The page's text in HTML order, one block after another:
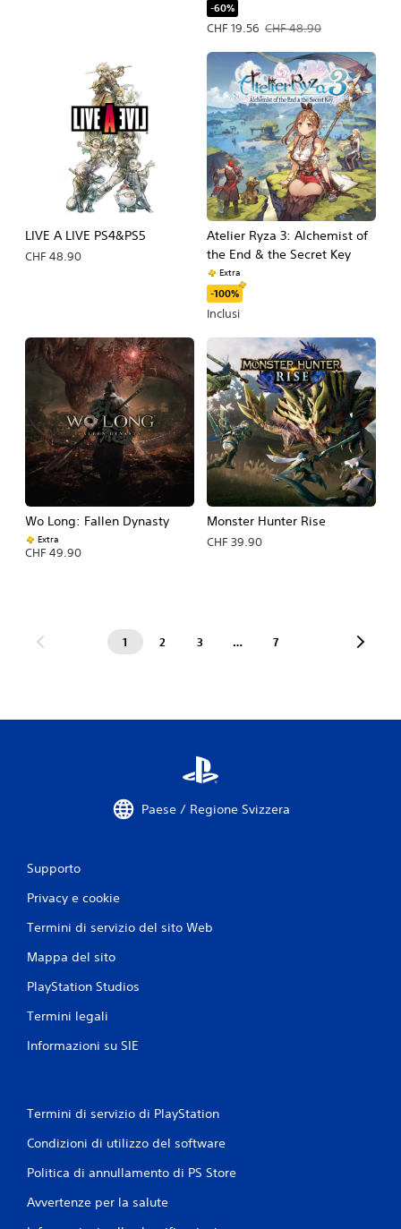
-60%
CHF 19.56
Prezzo in offerta CHF 19.56. Prezzo
CHF 48.90
LIVE A LIVE PS4&PS5
CHF 48.90
Atelier Ryza 3: Alchemist of
the End & the Secret Key
Extra
-100%
Inclusi
Wo Long: Fallen Dynasty
Extra
CHF 49.90
Monster Hunter Rise
CHF 39.90
1 2 3 … 7
Paese / Regione Svizzera
Supporto
Privacy e cookie
Termini di servizio del sito Web
Mappa del sito
PlayStation Studios
Termini legali
Informazioni su SIE
Termini di servizio di PlayStation
Condizioni di utilizzo del software
Politica di annullamento di PS Store
Avvertenze per la salute